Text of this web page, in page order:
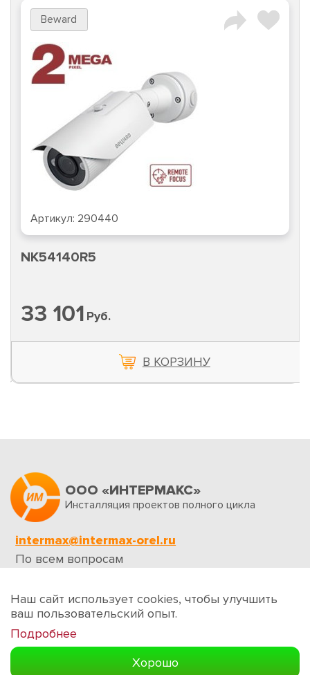
Beward
Артикул: 290440
NK54140R5
33 101 Руб.
В КОРЗИНУ
ООО «ИНТЕРМАКС»
Инсталляция проектов полного цикла
intermax@intermax-orel.ru
По всем вопросам
Обратная связь
Наш сайт использует cookies, чтобы улучшить
ваш пользовательский опыт.
Подробнее
Хорошо